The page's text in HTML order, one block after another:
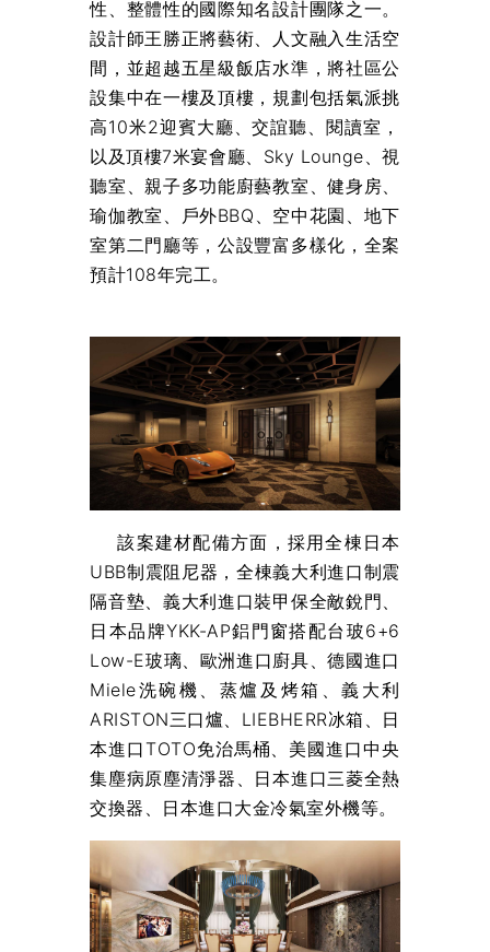
性、整體性的國際知名設計團隊之一。
設計師王勝正將藝術、人文融入生活空
間，並超越五星級飯店水準，將社區公
設集中在一樓及頂樓，規劃包括氣派挑
高10米2迎賓大廳、交誼聽、閱讀室，
以及頂樓7米宴會廳、Sky Lounge、視
聽室、親子多功能廚藝教室、健身房、
瑜伽教室、戶外BBQ、空中花園、地下
室第二門廳等，公設豐富多樣化，全案
預計108年完工。
該案建材配備方面，採用全棟日本
UBB制震阻尼器，全棟義大利進口制震
隔音墊、義大利進口裝甲保全敵銳門、
日本品牌YKK-AP鋁門窗搭配台玻6+6
Low-E玻璃、歐洲進口廚具、德國進口
Miele洗碗機、蒸爐及烤箱、義大利
ARISTON三口爐、LIEBHERR冰箱、日
本進口TOTO免治馬桶、美國進口中央
集塵病原塵清淨器、日本進口三菱全熱
交換器、日本進口大金冷氣室外機等。